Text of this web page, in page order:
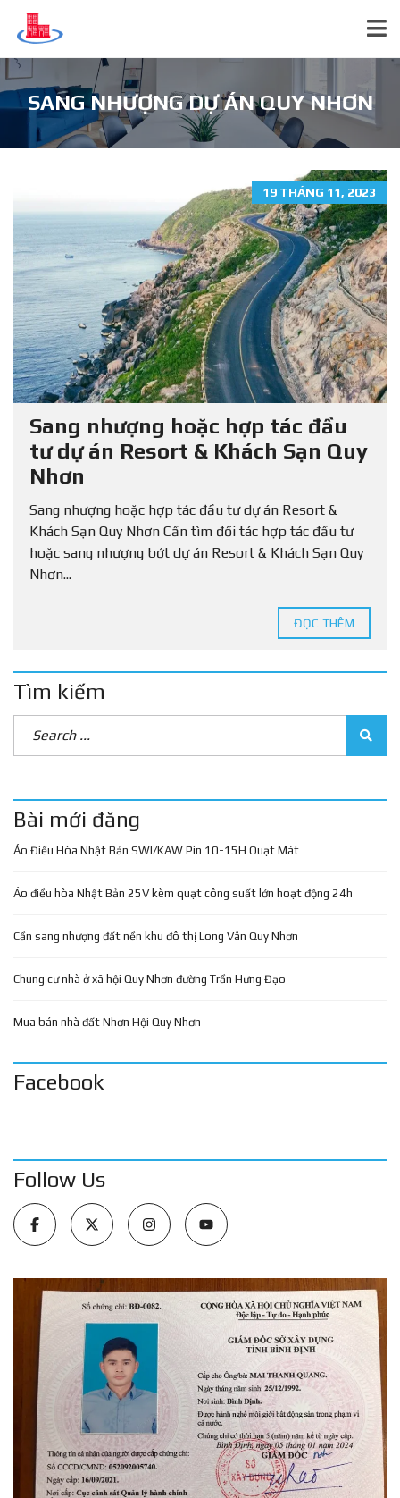
SANG NHƯỢNG DỰ ÁN QUY NHƠN
19 THÁNG 11, 2023
Sang nhượng hoặc hợp tác đầu
tư dự án Resort & Khách Sạn Quy
Nhơn
Sang nhượng hoặc hợp tác đầu tư dự án Resort &
Khách Sạn Quy Nhơn Cần tìm đối tác hợp tác đầu tư
hoặc sang nhượng bớt dự án Resort & Khách Sạn Quy
Nhơn...
ĐỌC THÊM
Tìm kiếm
Bài mới đăng
Áo Điều Hòa Nhật Bản SWI/KAW Pin 10-15H Quạt Mát
Áo điều hòa Nhật Bản 25V kèm quạt công suất lớn hoạt động 24h
Cần sang nhượng đất nền khu đô thị Long Vân Quy Nhơn
Chung cư nhà ở xã hội Quy Nhơn đường Trần Hưng Đạo
Mua bán nhà đất Nhơn Hội Quy Nhơn
Facebook
Follow Us